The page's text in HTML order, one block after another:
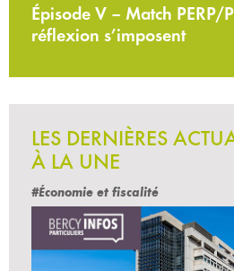
Épisode V – Match PERP/
réflexion s’imposent
LES DERNIÈRES
À LA UNE
#Économie et fiscalité